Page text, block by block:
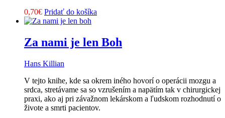
0,70€ Pridať do košíka
Za nami je len Boh
Hans Killian
V tejto knihe, kde sa okrem iného hovorí o operácii mozgu a
srdca, stretávame sa so vzrušením a napätím tak v chirurgickej
praxi, ako aj pri závažnom lekárskom a ľudskom rozhodnutí o
živote a smrti pacientov.